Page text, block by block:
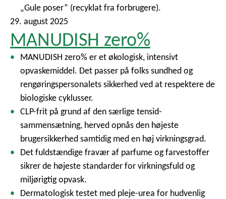
„Gule poser” (recyklat fra forbrugere).
29. august 2025
MANUDISH zero%
MANUDISH zero% er et økologisk, intensivt
opvaskemiddel. Det passer på folks sundhed og
rengøringspersonalets sikkerhed ved at respektere de
biologiske cyklusser.
CLP-frit på grund af den særlige tensid-
sammensætning, herved opnås den højeste
brugersikkerhed samtidig med en høj virkningsgrad.
Det fuldstændige fravær af parfume og farvestoffer
sikrer de højeste standarder for virkningsfuld og
miljørigtig opvask.
Dermatologisk testet med pleje-urea for hudvenlig